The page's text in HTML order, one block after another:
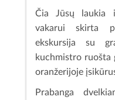
Čia Jūsų laukia
vakarui skirta
ekskursija su
kuchmistro ruošta
oranžerijoje
Prabanga